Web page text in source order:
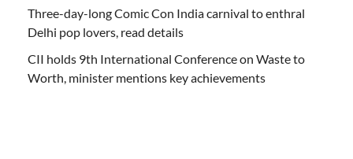
Three-day-long Comic Con India carnival to enthral
Delhi pop lovers, read details
CII holds 9th International Conference on Waste to
Worth, minister mentions key achievements